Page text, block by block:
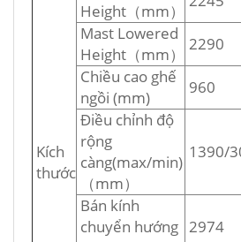
Kích
thước
Height（mm）
Mast Lowered
Height（mm）
2290
Chiều cao ghế
ngồi (mm)
960
Điều chỉnh độ
rộng
càng(max/min)
（mm）
1390/
Bán kính
chuyển hướng 2974